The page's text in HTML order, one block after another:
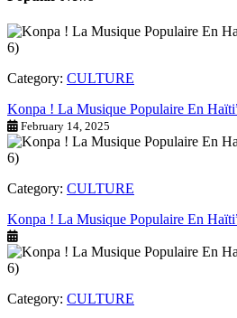
Category: CULTURE
Konpa ! La Musique Populaire En
February 14, 2025
Category: CULTURE
Konpa ! La Musique Populaire En
Category: CULTURE